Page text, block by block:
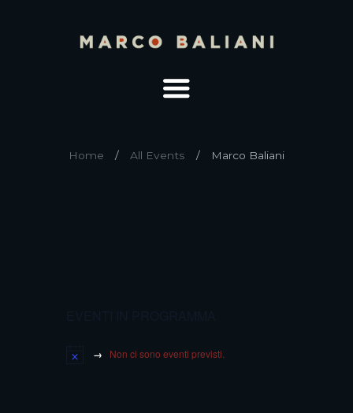
Home All Events Marco Baliani
Non ci sono eventi previsti.